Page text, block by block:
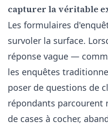
capturer la véritable
Les formulaires
survoler la surface.
réponse vague —
les enquêtes
poser de questions de
répondants parcourent
de cases à cocher,